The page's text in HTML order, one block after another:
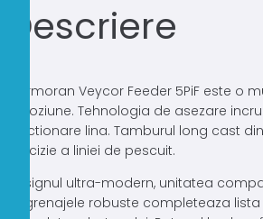
Descriere
Cormoran Veycor Feeder 5PiF este
coroziune. Tehnologia de asezare
functionare lina. Tamburul long cast
precizie a liniei de pescuit.
Designul ultra-modern, unitatea
angrenajele robuste completeaza